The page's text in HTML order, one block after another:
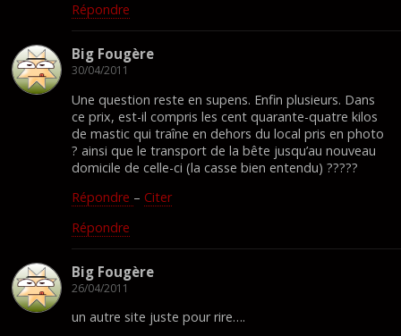
Répondre
Big Fougère
30/04/2011
Une question reste en supens. Enfin plusieurs. Dans
ce prix, est-il compris les cent quarante-quatre kilos
de mastic qui traîne en dehors du local pris en photo
? ainsi que le transport de la bête jusqu’au nouveau
domicile de celle-ci (la casse bien entendu) ?????
Répondre – Citer
Répondre
Big Fougère
26/04/2011
un autre site juste pour rire….